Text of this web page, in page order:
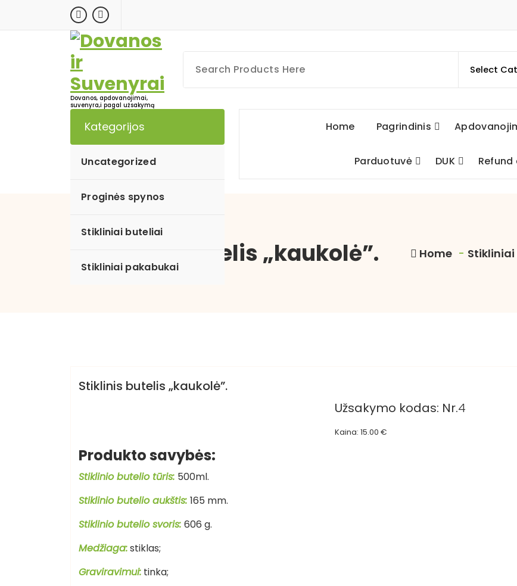
Dovanos, apdovanojimai,
suvenyra,i pagal užsakymą
Kategorijos
Uncategorized
Proginės spynos
Stikliniai buteliai
Stikliniai pakabukai
Home Pagrindinis
Parduotuvė DUK Refund
Stiklinis butelis „kaukolė”. Home -
Stikliniai buteliai
Stiklinis butelis „kaukolė”.
Užsakymo kodas: Nr.4
Kaina: 15.00 €
Produkto savybės:
Stiklinio butelio tūris: 500ml.
Stiklinio butelio aukštis: 165 mm.
Stiklinio butelio svoris: 606 g.
Medžiaga:stiklas;
Graviravimui: tinka;